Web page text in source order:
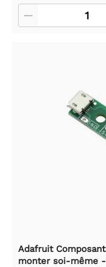
Adafruit
monter soi-même